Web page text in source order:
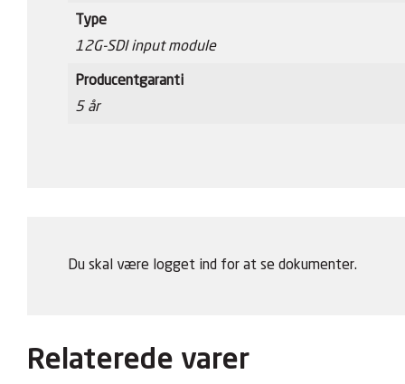
Type
12G-SDI input module
Producentgaranti
5 år
Du skal være logget ind for at se dokumenter.
Relaterede varer